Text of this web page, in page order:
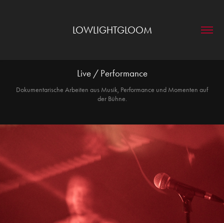
LOWLIGHTGLOOM
Live / Performance
Dokumentarische Arbeiten aus Musik, Performance und Momenten auf
der Bühne.